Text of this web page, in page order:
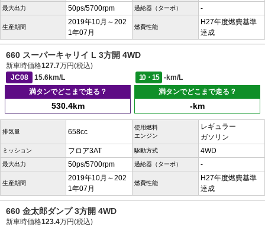
最大出力 50ps/5700rpm 過給器（ターボ） -
生産期間
2019年10月～202
1年07月
燃費性能
H27年度燃費基準
達成
660 スーパーキャリイ L 3方開 4WD
新車時価格127.7万円(税込)
JC08
15.6km/L 10・15
-km/L
満タンでどこまで走る？
530.4km
満タンでどこまで走る？
-km
排気量 658cc
使用燃料
エンジン
レギュラー
ガソリン
ミッション フロア3AT 駆動方式 4WD
最大出力 50ps/5700rpm 過給器（ターボ） -
生産期間
2019年10月～202
1年07月
燃費性能
H27年度燃費基準
達成
660 金太郎ダンプ 3方開 4WD
新車時価格123.4万円(税込)